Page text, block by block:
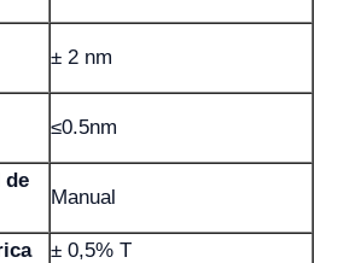
± 2 nm
≤0.5nm
de
Manual
± 0,5% T